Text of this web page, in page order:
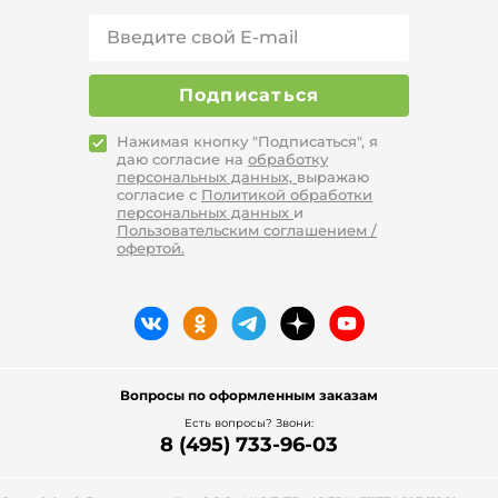
украшений и одежды до
инструментария, бытовых приборов,
материалов для ремонта дома.
Помимо этого, магазин гарантирует:
доступные низкие цены;
скидки в период сезонных
распродаж и предпраздничных
акций;
рассрочку для постоянных
клиентов при заказе от 2990
регион России;
выбора удобного для покупателя
удобный интерфейс сайта с
быстрым поиском и подробным
описанием каждого товара;
Подписаться
Нажимая кнопку "Подписаться", я
даю согласие на обработку
персональных данных, выражаю
согласие с Политикой обработки
персональных данных и
Пользовательским соглашением /
офертой.
Вопросы по оформленным заказам
Есть вопросы? Звони:
8 (495) 733-96-03